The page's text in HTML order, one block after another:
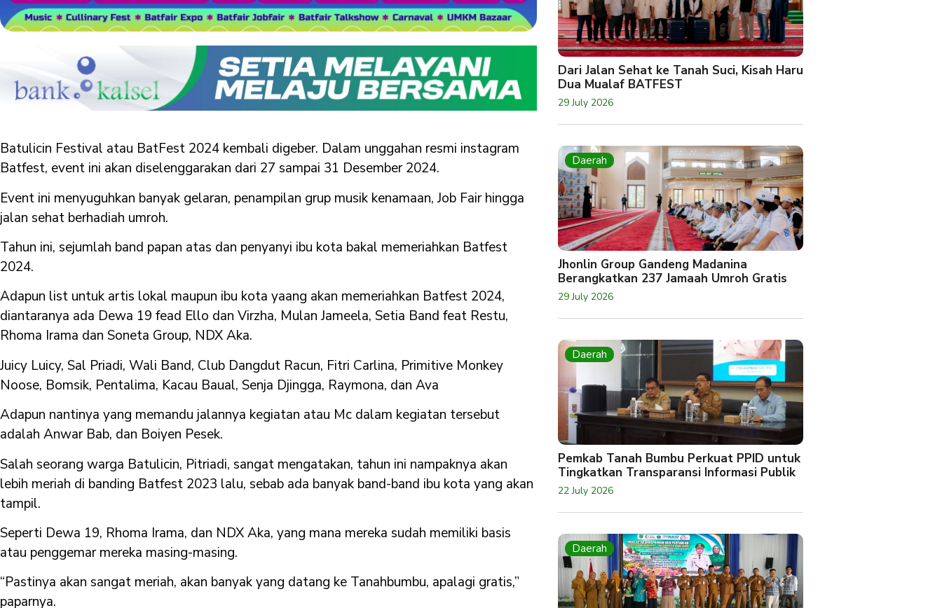
Batulicin Festival atau BatFest 2024 kembali digeber. Dalam unggahan resmi instagram
Batfest, event ini akan diselenggarakan dari 27 sampai 31 Desember 2024.
Event ini menyuguhkan banyak gelaran, penampilan grup musik kenamaan, Job Fair hingga
jalan sehat berhadiah umroh.
Tahun ini, sejumlah band papan atas dan penyanyi ibu kota bakal memeriahkan Batfest
2024.
Adapun list untuk artis lokal maupun ibu kota yaang akan memeriahkan Batfest 2024,
diantaranya ada Dewa 19 fead Ello dan Virzha, Mulan Jameela, Setia Band feat Restu,
Rhoma Irama dan Soneta Group, NDX Aka.
Juicy Luicy, Sal Priadi, Wali Band, Club Dangdut Racun, Fitri Carlina, Primitive Monkey
Noose, Bomsik, Pentalima, Kacau Baual, Senja Djingga, Raymona, dan Ava
Adapun nantinya yang memandu jalannya kegiatan atau Mc dalam kegiatan tersebut
adalah Anwar Bab, dan Boiyen Pesek.
Salah seorang warga Batulicin, Pitriadi, sangat mengatakan, tahun ini nampaknya akan
lebih meriah di banding Batfest 2023 lalu, sebab ada banyak band-band ibu kota yang akan
tampil.
Seperti Dewa 19, Rhoma Irama, dan NDX Aka, yang mana mereka sudah memiliki basis
atau penggemar mereka masing-masing.
“Pastinya akan sangat meriah, akan banyak yang datang ke Tanahbumbu, apalagi gratis,”
paparnya.
Dari Jalan Sehat ke Tanah Suci, Kisah Haru
Dua Mualaf BATFEST
29 July 2026
Daerah
Jhonlin Group Gandeng Madanina
Berangkatkan 237 Jamaah Umroh Gratis
29 July 2026
Daerah
Pemkab Tanah Bumbu Perkuat PPID untuk
Tingkatkan Transparansi Informasi Publik
22 July 2026
Daerah